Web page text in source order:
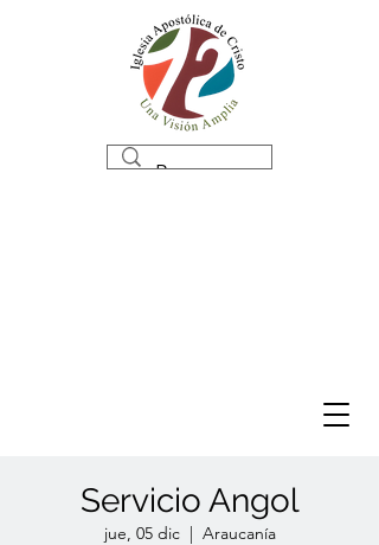
Servicio Angol
jue, 05 dic
  |
Araucanía